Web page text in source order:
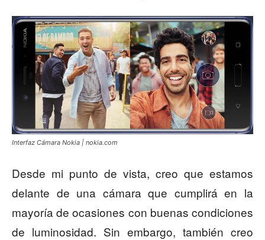
Interfaz Cámara Nokia | nokia.com
Desde mi punto de vista, creo que estamos
delante de una cámara que cumplirá en la
mayoría de ocasiones con buenas condiciones
de luminosidad. Sin embargo, también creo